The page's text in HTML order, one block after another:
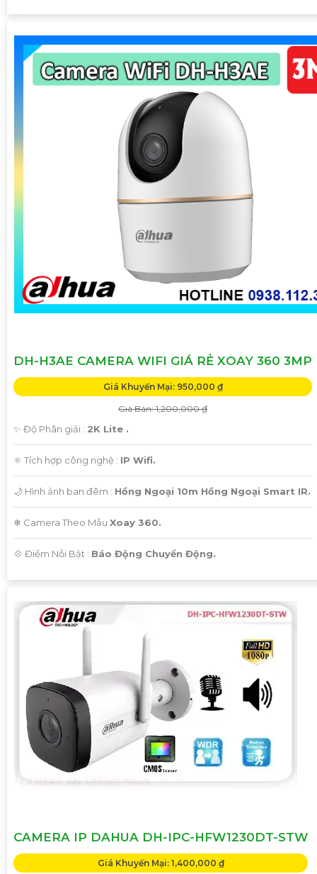
DH-H3AE CAMERA WIFI GIÁ RẺ XOAY 360 3MP
Giá Khuyến Mại: 950,000 ₫
Giá Bán: 1,200,000 ₫
✨ Độ Phân giải : 2K Lite .
⚛️ Tích hợp công nghệ : IP Wifi.
🌙 Hình ảnh ban đêm : Hồng Ngoại 10m Hồng Ngoại Smart IR.
❄ Camera Theo Mẫu Xoay 360.
️💠 Điểm Nỗi Bật : Báo Động Chuyển Động.
CAMERA IP DAHUA DH-IPC-HFW1230DT-STW
Giá Khuyến Mại: 1,400,000 ₫